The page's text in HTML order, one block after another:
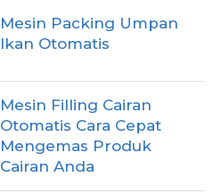
Mesin Packing Umpan
Ikan Otomatis
Mesin Filling Cairan
Otomatis Cara Cepat
Mengemas Produk
Cairan Anda